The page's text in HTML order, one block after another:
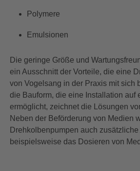
Polymere
Emulsionen
Die geringe Größe und
ein Ausschnitt der Vorteile, die eine D
von Vogelsang in der Praxis mit sich
die Bauform, die eine Installation auf
ermöglicht, zeichnet die Lösungen
Neben der Beförderung von Medien
Drehkolbenpumpen auch
beispielsweise das Dosieren von